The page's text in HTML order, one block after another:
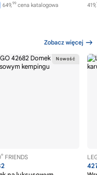
649,99 cena katalogowa
419,
Zobacz więcej
® FRIENDS